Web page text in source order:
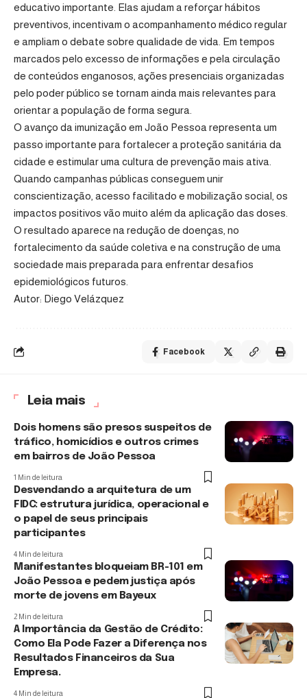
educativo importante. Elas ajudam a reforçar hábitos
preventivos, incentivam o acompanhamento médico regular
e ampliam o debate sobre qualidade de vida. Em tempos
marcados pelo excesso de informações e pela circulação
de conteúdos enganosos, ações presenciais organizadas
pelo poder público se tornam ainda mais relevantes para
orientar a população de forma segura.
O avanço da imunização em João Pessoa representa um
passo importante para fortalecer a proteção sanitária da
cidade e estimular uma cultura de prevenção mais ativa.
Quando campanhas públicas conseguem unir
conscientização, acesso facilitado e mobilização social, os
impactos positivos vão muito além da aplicação das doses.
O resultado aparece na redução de doenças, no
fortalecimento da saúde coletiva e na construção de uma
sociedade mais preparada para enfrentar desafios
epidemiológicos futuros.
Autor: Diego Velázquez
Facebook
Leia mais
Dois homens são presos suspeitos de
tráfico, homicídios e outros crimes
em bairros de João Pessoa
1 Min de leitura
Desvendando a arquitetura de um
FIDC: estrutura jurídica, operacional e
o papel de seus principais
participantes
4 Min de leitura
Manifestantes bloqueiam BR-101 em
João Pessoa e pedem justiça após
morte de jovens em Bayeux
2 Min de leitura
A Importância da Gestão de Crédito:
Como Ela Pode Fazer a Diferença nos
Resultados Financeiros da Sua
Empresa.
4 Min de leitura